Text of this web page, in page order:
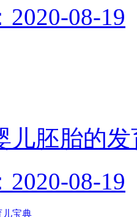
08-19
儿胚胎的
08-19
儿宝典